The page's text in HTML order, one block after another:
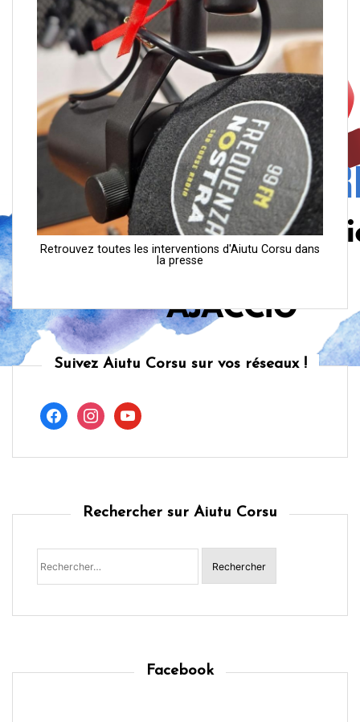
Retrouvez toutes les interventions d'Aiutu Corsu dans
la presse
Suivez Aiutu Corsu sur vos réseaux !
facebookinstagramyoutube
Rechercher sur Aiutu Corsu
Rechercher :
Facebook